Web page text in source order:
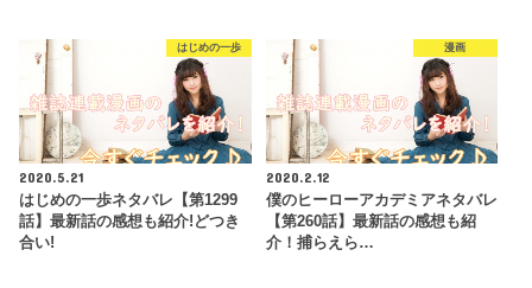
はじめの一歩
2020.5.21
はじめの一歩ネタバレ【第1299
話】最新話の感想も紹介!どつき
合い!
漫画
2020.2.12
僕のヒーローアカデミアネタバレ
【第260話】最新話の感想も紹
介！捕らえら…